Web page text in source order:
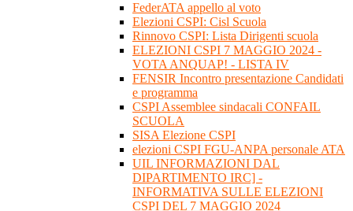
FederATA appello al voto
Elezioni CSPI: Cisl Scuola
Rinnovo CSPI: Lista Dirigenti scuola
ELEZIONI CSPI 7 MAGGIO 2024 -
VOTA ANQUAP! - LISTA IV
FENSIR Incontro presentazione Candidati
e programma
CSPI Assemblee sindacali CONFAIL
SCUOLA
SISA Elezione CSPI
elezioni CSPI FGU-ANPA personale ATA
UIL INFORMAZIONI DAL
DIPARTIMENTO IRC] -
INFORMATIVA SULLE ELEZIONI
CSPI DEL 7 MAGGIO 2024